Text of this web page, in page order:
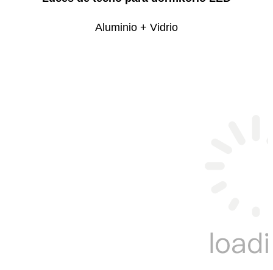
Aluminio + Vidrio